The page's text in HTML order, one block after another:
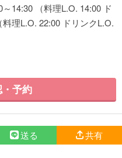
14:30 （料理L.O. 14:00 ド
理L.O. 22:00 ドリンクL.O.
予約
送る 共有